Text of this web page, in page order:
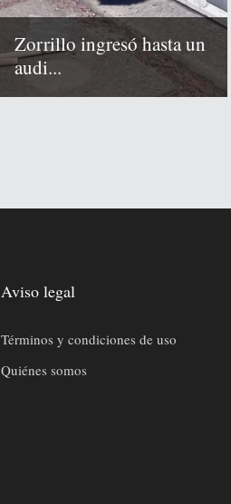
Zorrillo ingresó hasta un
audi...
Aviso legal
Términos y condiciones de uso
Quiénes somos